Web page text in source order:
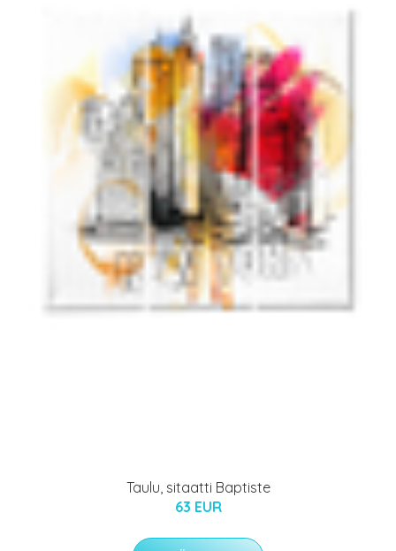
Taulu, sitaatti Baptiste
63 EUR